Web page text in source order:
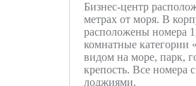
Бизнес-центр
метрах от моря. В
расположены номера
комнатные категории
видом на море, парк,
крепость. Все номера
лоджиями.